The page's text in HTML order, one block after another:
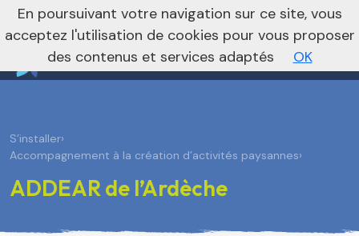
Vers le site national
nivo_2026: 1
S’installer›
Accompagnement à la création d’activités paysannes›
ADDEAR de l’Ardèche
En poursuivant votre navigation sur ce site, vous
acceptez l'utilisation de cookies pour vous proposer
des contenus et services adaptés
OK